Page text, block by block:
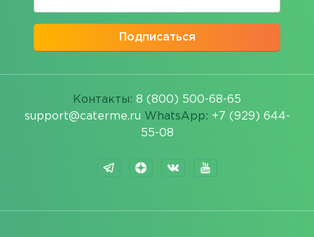
Подписаться
Контакты: 8 (800) 500-68-65
support@caterme.ru WhatsApp: +7 (929) 644-
55-08